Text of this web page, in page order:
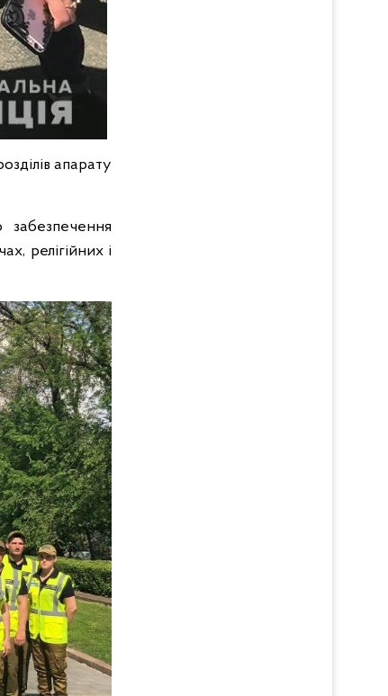
апарату
забезпечення
релігійних і